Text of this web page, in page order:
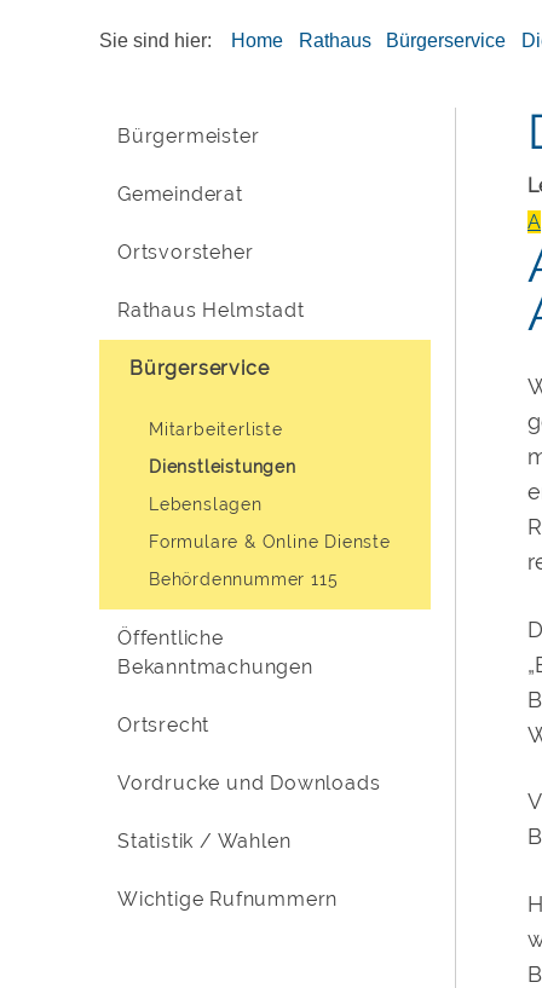
Sie sind hier: Home Rathaus Bürgerservice
Bürgermeister
Gemeinderat
Ortsvorsteher
Rathaus Helmstadt
Bürgerservice
Mitarbeiterliste
Dienstleistungen
Lebenslagen
Formulare & Online Dienste
Behördennummer 115
Öffentliche
Bekanntmachungen
Ortsrecht
Vordrucke und Downloads
Statistik / Wahlen
Wichtige Rufnummern
A